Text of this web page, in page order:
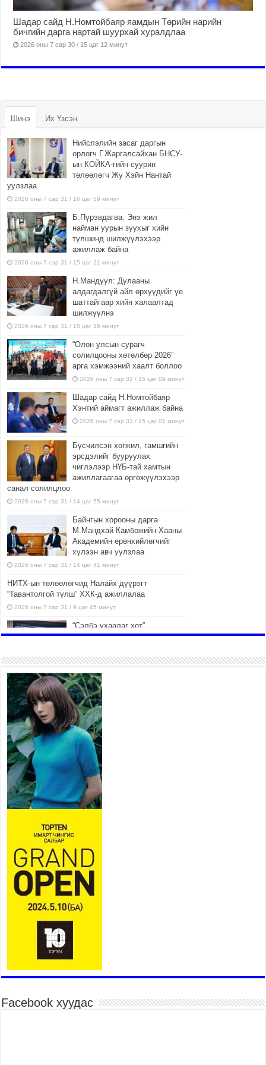
Шадар сайд Н.Номтойбаяр яамдын Төрийн нарийн
бичгийн дарга нартай шуурхай хуралдлаа
2026 оны 7 сар 30 / 15 цаг 12 минут
Шинэ Их Үзсэн
Нийслэлийн засаг даргын
орлогч Г.Жаргалсайхан БНСУ-
ын КОЙКА-гийн суурин
төлөөлөгч Жу Хэйн Нантай
уулзлаа
2026 оны 7 сар 31 / 16 цаг 59 минут
Б.Пүрэвдагва: Энэ жил
найман уурын зуухыг хийн
түлшинд шилжүүлэхээр
ажиллаж байна
2026 оны 7 сар 31 / 15 цаг 21 минут
Н.Мандуул: Дулааны
алдагдалгүй айл өрхүүдийг үе
шаттайгаар хийн халаалтад
шилжүүлнэ
2026 оны 7 сар 31 / 15 цаг 16 минут
“Олон улсын сурагч
солилцооны хөтөлбөр 2026”
арга хэмжээний хаалт боллоо
2026 оны 7 сар 31 / 15 цаг 09 минут
Шадар сайд Н.Номтойбаяр
Хэнтий аймагт ажиллаж байна
2026 оны 7 сар 31 / 15 цаг 01 минут
Бүсчилсэн хөгжил, гамшгийн
эрсдэлийг бууруулах
чиглэлээр НҮБ-тай хамтын
ажиллагаагаа өргөжүүлэхээр
санал солилцлоо
2026 оны 7 сар 31 / 14 цаг 55 минут
Байнгын хорооны дарга
М.Мандхай Камбожийн Хааны
Академийн ерөнхийлөгчийг
хүлээн авч уулзлаа
2026 оны 7 сар 31 / 14 цаг 41 минут
НИТХ-ын төлөөлөгчид Налайх дүүрэгт
“Тавантолгой түлш” ХХК-д ажиллалаа
2026 оны 7 сар 31 / 9 цаг 45 минут
“Сэлбэ ухаалаг хот”
ашиглалтад орсноор
сууцны хангамжийн жилийн
2026 оны 7 сар 31 / 9 цаг 23 минут
Г.Жаргалсайхан: Энэ өвөл 400-
430 мянган тонн шахмал түлш
хэрэглэнэ
2026 оны 7 сар 30 / 15 цаг 35 минут
Нийслэлийн засаг даргын
нэгдүгээр орлогч Б.Мөнхбат
Денвер хот дахь Монгол
улсын өргөмжит консул
Ж.Вагенландертай уулзлаа
2026 оны 7 сар 30 / 15 цаг 30 минут
Нийслэл, дүүргийн шуурхай штабууд хүч,
хэрэгслийн бэлэн байдлыг ханган ажиллаж
байна
2026 оны 7 сар 30 / 15 цаг 24 минут
Бүгд Найрамдах Киргиз Улстай худалдаа,
тээвэр, логистикийн хамтын ажиллагааг
өргөжүүлнэ
2026 оны 7 сар 30 / 15 цаг 19 минут
Шадар сайд Н.Номтойбаяр яамдын Төрийн
нарийн бичгийн дарга нартай шуурхай
ногдуулахгүй байх эрх зүйн орчныг бүрдүүллээ
2026 оны 7 сар 30 / 15 цаг 02 минут
Facebook хуудас